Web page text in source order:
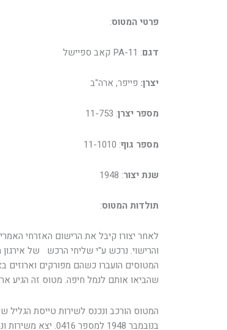
פרטי המטוס:
דגם: PA-11 קאב ספיישל
יצרן: פייפר, ארה"ב
מספר יצרן: 11-753
מספר גוף: 11-1010
שנת יצור: 1948
תולדות המטוס:
והרישוי. נרכש ע"י שליחי הרכש של
המטוסים הועברו כשהם מפורקים וארוזים
שהביאו אותם לנמל חיפה. מטוס זה הגיע